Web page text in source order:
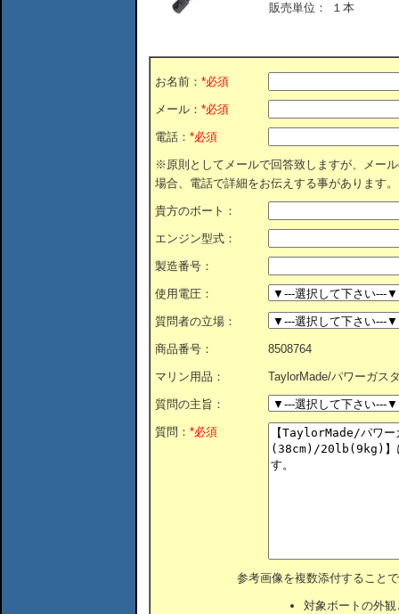
販売単位：
１本
お名前： *必須
メール： *必須
電話： *必須
※原則としてメールで回答致しますが、メー
場合、電話で詳細をお伝えする事があります。
貴方のボート：
エンジン型式：
製造番号：
使用電圧：
質問者の立場：
商品番号： 8508764
マリン用品： TaylorMade/パワーガス
質問の主旨：
質問： *必須
参考画像を複数添付すること
対象ボートの外